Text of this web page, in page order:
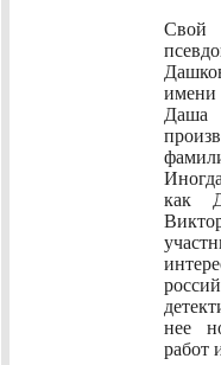
Свой
как
нее
работ